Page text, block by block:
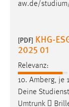
aw.de/
[PDF] KHG-
2025 01
Relevanz:
10. Amberg, je
Deine
Umtrunk 